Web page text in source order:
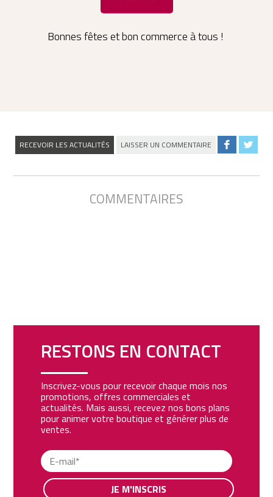
Bonnes fêtes et bon commerce à tous !
RECEVOIR LES ACTUALITÉS LAISSER UN COMMENTAIRE
COMMENTAIRES
RESTONS EN CONTACT
Inscrivez-vous pour recevoir chaque mois nos
promotions, offres commerciales et
actualités. Mais aussi, recevez nos bons plans
pour animer votre boutique et générer plus de
ventes.
JE M'INSCRIS